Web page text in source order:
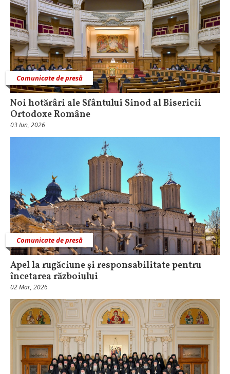
Comunicate de presă
Noi hotărâri ale Sfântului Sinod al Bisericii
Ortodoxe Române
03 Iun, 2026
Comunicate de presă
Apel la rugăciune și responsabilitate pentru
încetarea războiului
02 Mar, 2026